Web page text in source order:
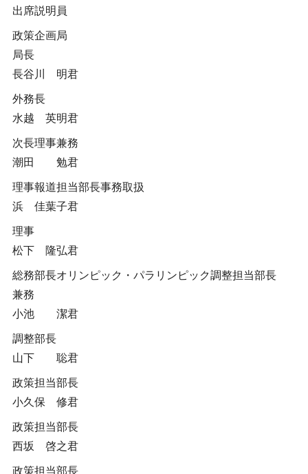
出席説明員
政策企画局
局長
長谷川 明君
外務長
水越 英明君
次長理事兼務
潮田 勉君
理事報道担当部長事務取扱
浜 佳葉子君
理事
松下 隆弘君
総務部長オリンピック・パラリンピック調整担当部長
兼務
小池 潔君
調整部長
山下 聡君
政策担当部長
小久保 修君
政策担当部長
西坂 啓之君
政策担当部長